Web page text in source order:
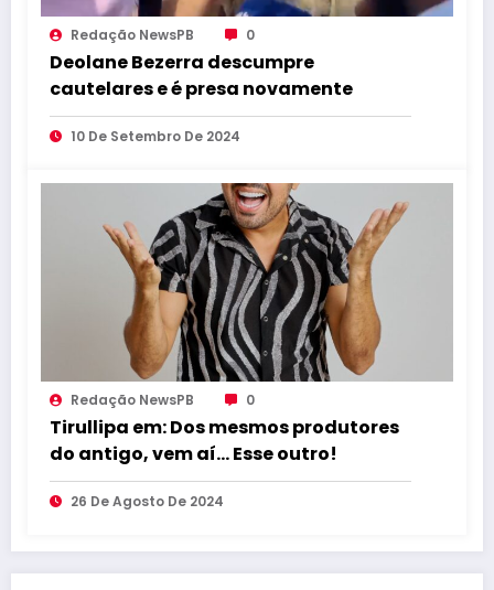
Redação NewsPB 0
Deolane Bezerra descumpre
cautelares e é presa novamente
10 De Setembro De 2024
Redação NewsPB 0
Tirullipa em: Dos mesmos produtores
do antigo, vem aí… Esse outro!
26 De Agosto De 2024